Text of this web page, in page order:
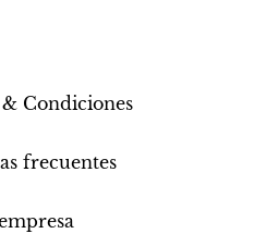
Condiciones
frecuentes